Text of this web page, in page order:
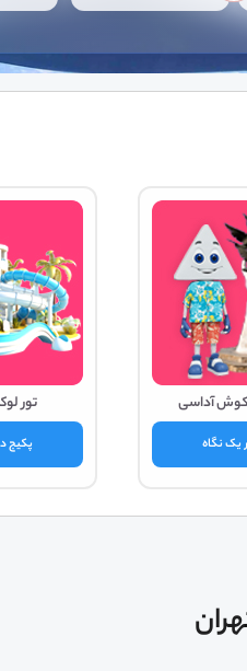
آداسی
یک نگاه
تور
پکیج